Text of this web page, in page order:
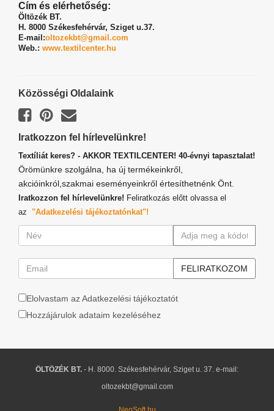
Cím és elérhetőség:
Öltözék BT.
H. 8000 Székesfehérvár, Sziget u.37.
E-mail:oltozekbt@gmail.com
Web.: www.textilcenter.hu
Közösségi Oldalaink
Iratkozzon fel hírlevelünkre!
Textíliát keres? - AKKOR TEXTILCENTER! 40-évnyi tapasztalat!
Örömünkre szolgálna, ha új termékeinkről,
akcióinkról,szakmai eseményeinkről értesíthetnénk Önt.
Iratkozzon fel hírlevelünkre! Feliratkozás előtt olvassa el
az "Adatkezelési tájékoztatónkat"!
Elolvastam az Adatkezelési tájékoztatót
Hozzájárulok adataim kezeléséhez
ÖLTÖZÉK BT. - H. 8000. Székesfehérvár, Sziget u. 37. e-mail:
oltozekbt@gmail.com